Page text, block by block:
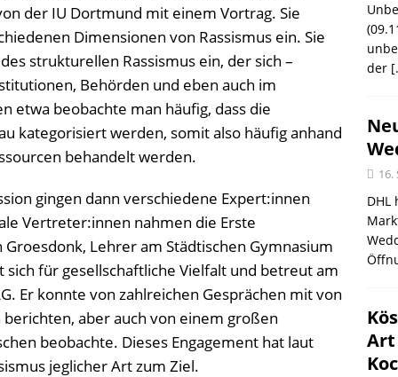
der IU Dortmund mit einem Vortrag. Sie
Dimensionen von Rassismus ein. Sie
strukturellen Rassismus ein, der sich –
Behörden und eben auch im
etwa beobachte man häufig, dass die
kategorisiert werden, somit also häufig anhand
behandelt werden.
gingen dann verschiedene Expert:innen
Vertreter:innen nahmen die Erste
Lehrer am Städtischen Gymnasium
für gesellschaftliche Vielfalt und betreut am
Er konnte von zahlreichen Gesprächen mit von
aber auch von einem großen
beobachte. Dieses Engagement hat laut
jeglicher Art zum Ziel.
der
16.
DHL
Art